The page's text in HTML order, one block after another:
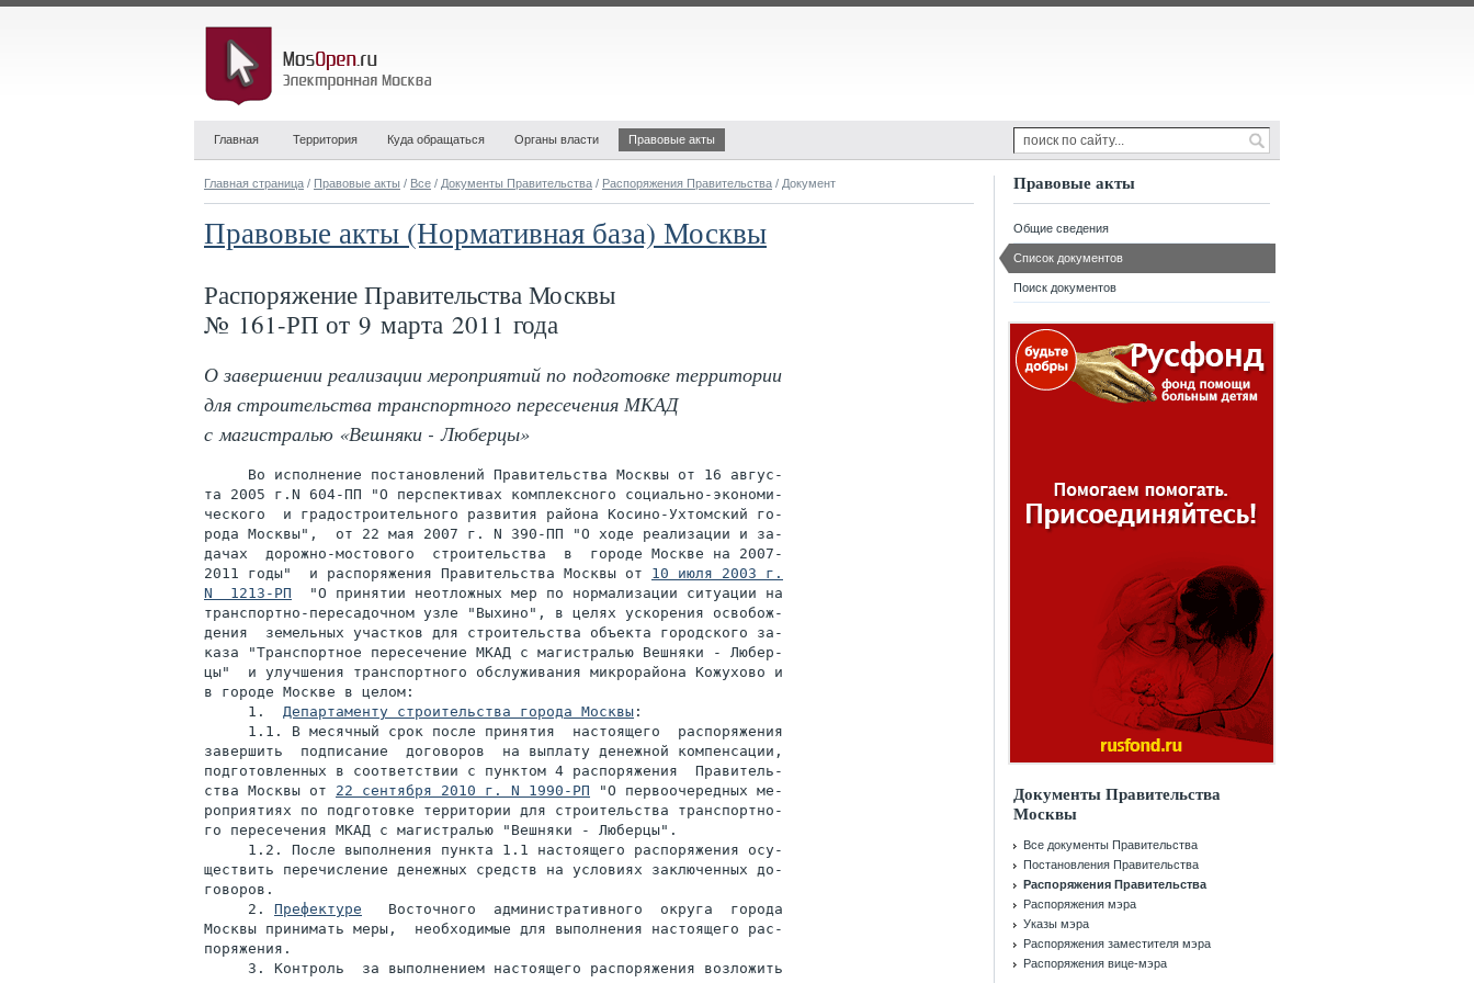
Главная Территория Куда обращаться Органы власти Правовые акты
Главная страница / Правовые акты / Все / Документы Правительства / Распоряжения Правительства / Документ
Правовые акты (Нормативная база) Москвы
Распоряжение Правительства Москвы
№ 161-РП от 9 марта 2011 года
О завершении реализации мероприятий по подготовке территории
для строительства транспортного пересечения МКАД
с магистралью «Вешняки - Люберцы»
     Во исполнение постановлений Правительства Москвы от 16 авгус-
та 2005 г.N 604-ПП "О перспективах комплексного социально-экономи-
ческого  и градостроительного развития района Косино-Ухтомский го-
рода Москвы",  от 22 мая 2007 г. N 390-ПП "О ходе реализации и за-
дачах  дорожно-мостового  строительства  в  городе Москве на 2007-
2011 годы"  и распоряжения Правительства Москвы от 10 июля 2003 г.
N  1213-РП
  "О принятии неотложных мер по нормализации ситуации на
транспортно-пересадочном узле "Выхино", в целях ускорения освобож-
дения  земельных участков для строительства объекта городского за-
каза "Транспортное пересечение МКАД с магистралью Вешняки - Любер-
цы"  и улучшения транспортного обслуживания микрорайона Кожухово и
в городе Москве в целом:
     1.
Департаменту строительства города Москвы :
     1.1. В месячный срок после принятия  настоящего  распоряжения
завершить  подписание  договоров  на выплату денежной компенсации,
подготовленных в соответствии с пунктом 4 распоряжения  Правитель-
ства Москвы от 22 сентября 2010 г. N 1990-РП "О первоочередных ме-
роприятиях по подготовке территории для строительства транспортно-
го пересечения МКАД с магистралью "Вешняки - Люберцы".
     1.2. После выполнения пункта 1.1 настоящего распоряжения осу-
ществить перечисление денежных средств на условиях заключенных до-
говоров.
     2.
Префектуре
   Восточного  административного  округа  города
Москвы принимать меры,  необходимые для выполнения настоящего рас-
поряжения.
     3. Контроль  за выполнением настоящего распоряжения возложить
Правовые акты
Общие сведения
Список документов
Поиск документов
Документы Правительства
Москвы
Все документы Правительства
Постановления Правительства
Распоряжения Правительства
Распоряжения мэра
Указы мэра
Распоряжения заместителя мэра
Распоряжения вице-мэра